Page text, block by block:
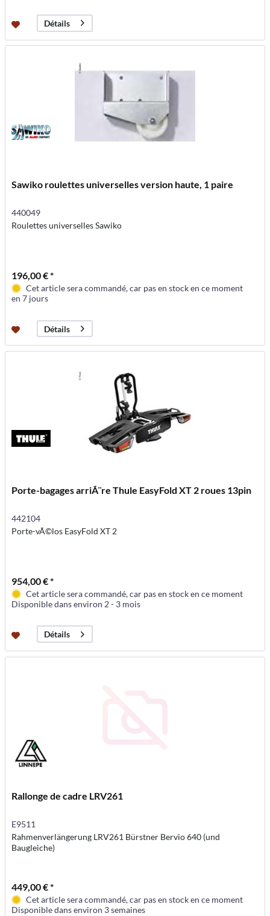
Détails
Sawiko roulettes universelles version haute, 1 paire
440049
Roulettes universelles Sawiko
196,00 € *
Cet article sera commandé, car pas en stock en ce moment
en 7 jours
Détails
Porte-bagages arriÃ¨re Thule EasyFold XT 2 roues 13pin
442104
Porte-vÃ©los EasyFold XT 2
954,00 € *
Cet article sera commandé, car pas en stock en ce moment
Disponible dans environ 2 - 3 mois
Détails
Rallonge de cadre LRV261
E9511
Rahmenverlängerung LRV261 Bürstner Bervio 640 (und
Baugleiche)
449,00 € *
Cet article sera commandé, car pas en stock en ce moment
Disponible dans environ 3 semaines